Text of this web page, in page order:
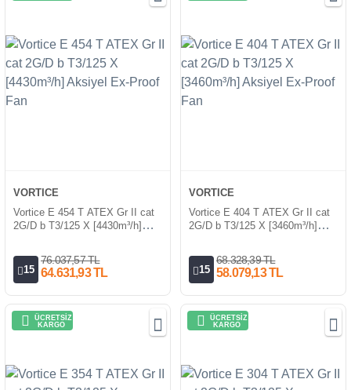
VORTICE
Vortice E 454 T ATEX Gr II cat
2G/D b T3/125 X [4430m³/h]
15
76.037,57 TL
64.631,93 TL
VORTICE
Vortice E 404 T ATEX Gr II cat
2G/D b T3/125 X [3460m³/h]
15
68.328,39 TL
58.079,13 TL
ÜCRETSİZ
KARGO
ÜCRETSİZ
KARGO